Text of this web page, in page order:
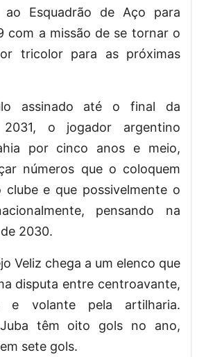
ao Esquadrão de Aço para
com a missão de se tornar o
tricolor para as próximas
assinado até o final da
o jogador argentino
por cinco anos e meio,
números que o coloquem
clube e que possivelmente o
pensando na
2030.
Veliz chega a um elenco que
disputa entre centroavante,
e volante pela artilharia.
têm oito gols no ano,
sete gols.